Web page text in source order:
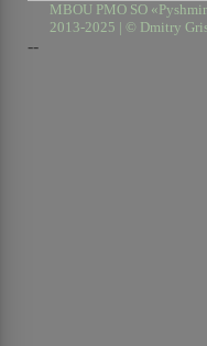
MBOU PMO SO
2013-2025 | © Dmitry
--